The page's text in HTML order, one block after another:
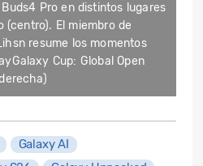
Pro en distintos lugares
(centro). El miembro de
resume los momentos
Cup: Global Open
Galaxy AI